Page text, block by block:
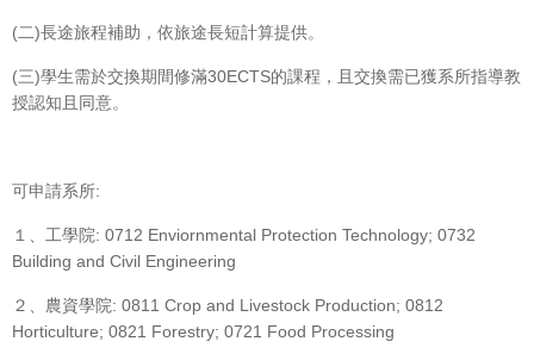
(二)長途旅程補助，依旅途長短計算提供。
(三)學生需於交換期間修滿30ECTS的課程，且交換需已獲系所指導教
授認知且同意。
可申請系所:
１、工學院: 0712 Enviornmental Protection Technology; 0732
Building and Civil Engineering
２、農資學院: 0811 Crop and Livestock Production; 0812
Horticulture; 0821 Forestry; 0721 Food Processing